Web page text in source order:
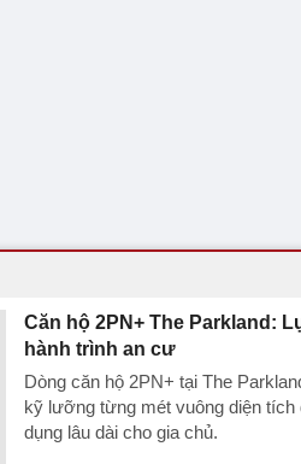
Căn hộ 2PN+ The Parkland:
hành trình an cư
Dòng căn hộ 2PN+ tại The
kỹ lưỡng từng mét vuông diện
dụng lâu dài cho gia chủ.